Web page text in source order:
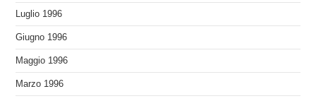
Luglio 1996
Giugno 1996
Maggio 1996
Marzo 1996